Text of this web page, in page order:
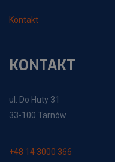
Kontakt
KONTAKT
ul. Do Huty 31
33-100 Tarnów
+48 14 3000 366